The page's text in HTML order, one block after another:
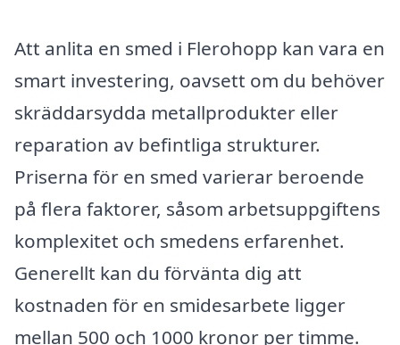
Att anlita en smed i Flerohopp kan vara en
smart investering, oavsett om du behöver
skräddarsydda metallprodukter eller
reparation av befintliga strukturer.
Priserna för en smed varierar beroende
på flera faktorer, såsom arbetsuppgiftens
komplexitet och smedens erfarenhet.
Generellt kan du förvänta dig att
kostnaden för en smidesarbete ligger
mellan 500 och 1000 kronor per timme.